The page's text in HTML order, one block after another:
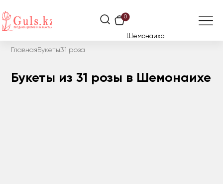
0
Шемонаиха
Главная Букеты31 роза
Букеты из 31 розы в Шемонаихе